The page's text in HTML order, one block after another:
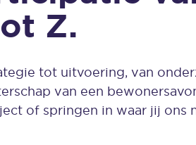
Z.
tot uitvoering, van
van een
of springen in waar jij ons